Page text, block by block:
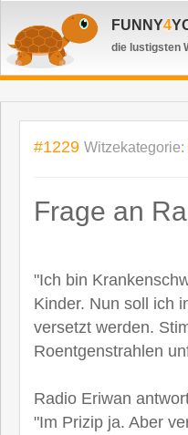
FUNNY4
die lustigsten
#1229 Witzekategorie:
Frage an
"Ich bin
Kinder. Nun soll ich
versetzt werden.
Roentgenstrahlen
Radio Eriwan
"Im Prizip ja. Aber